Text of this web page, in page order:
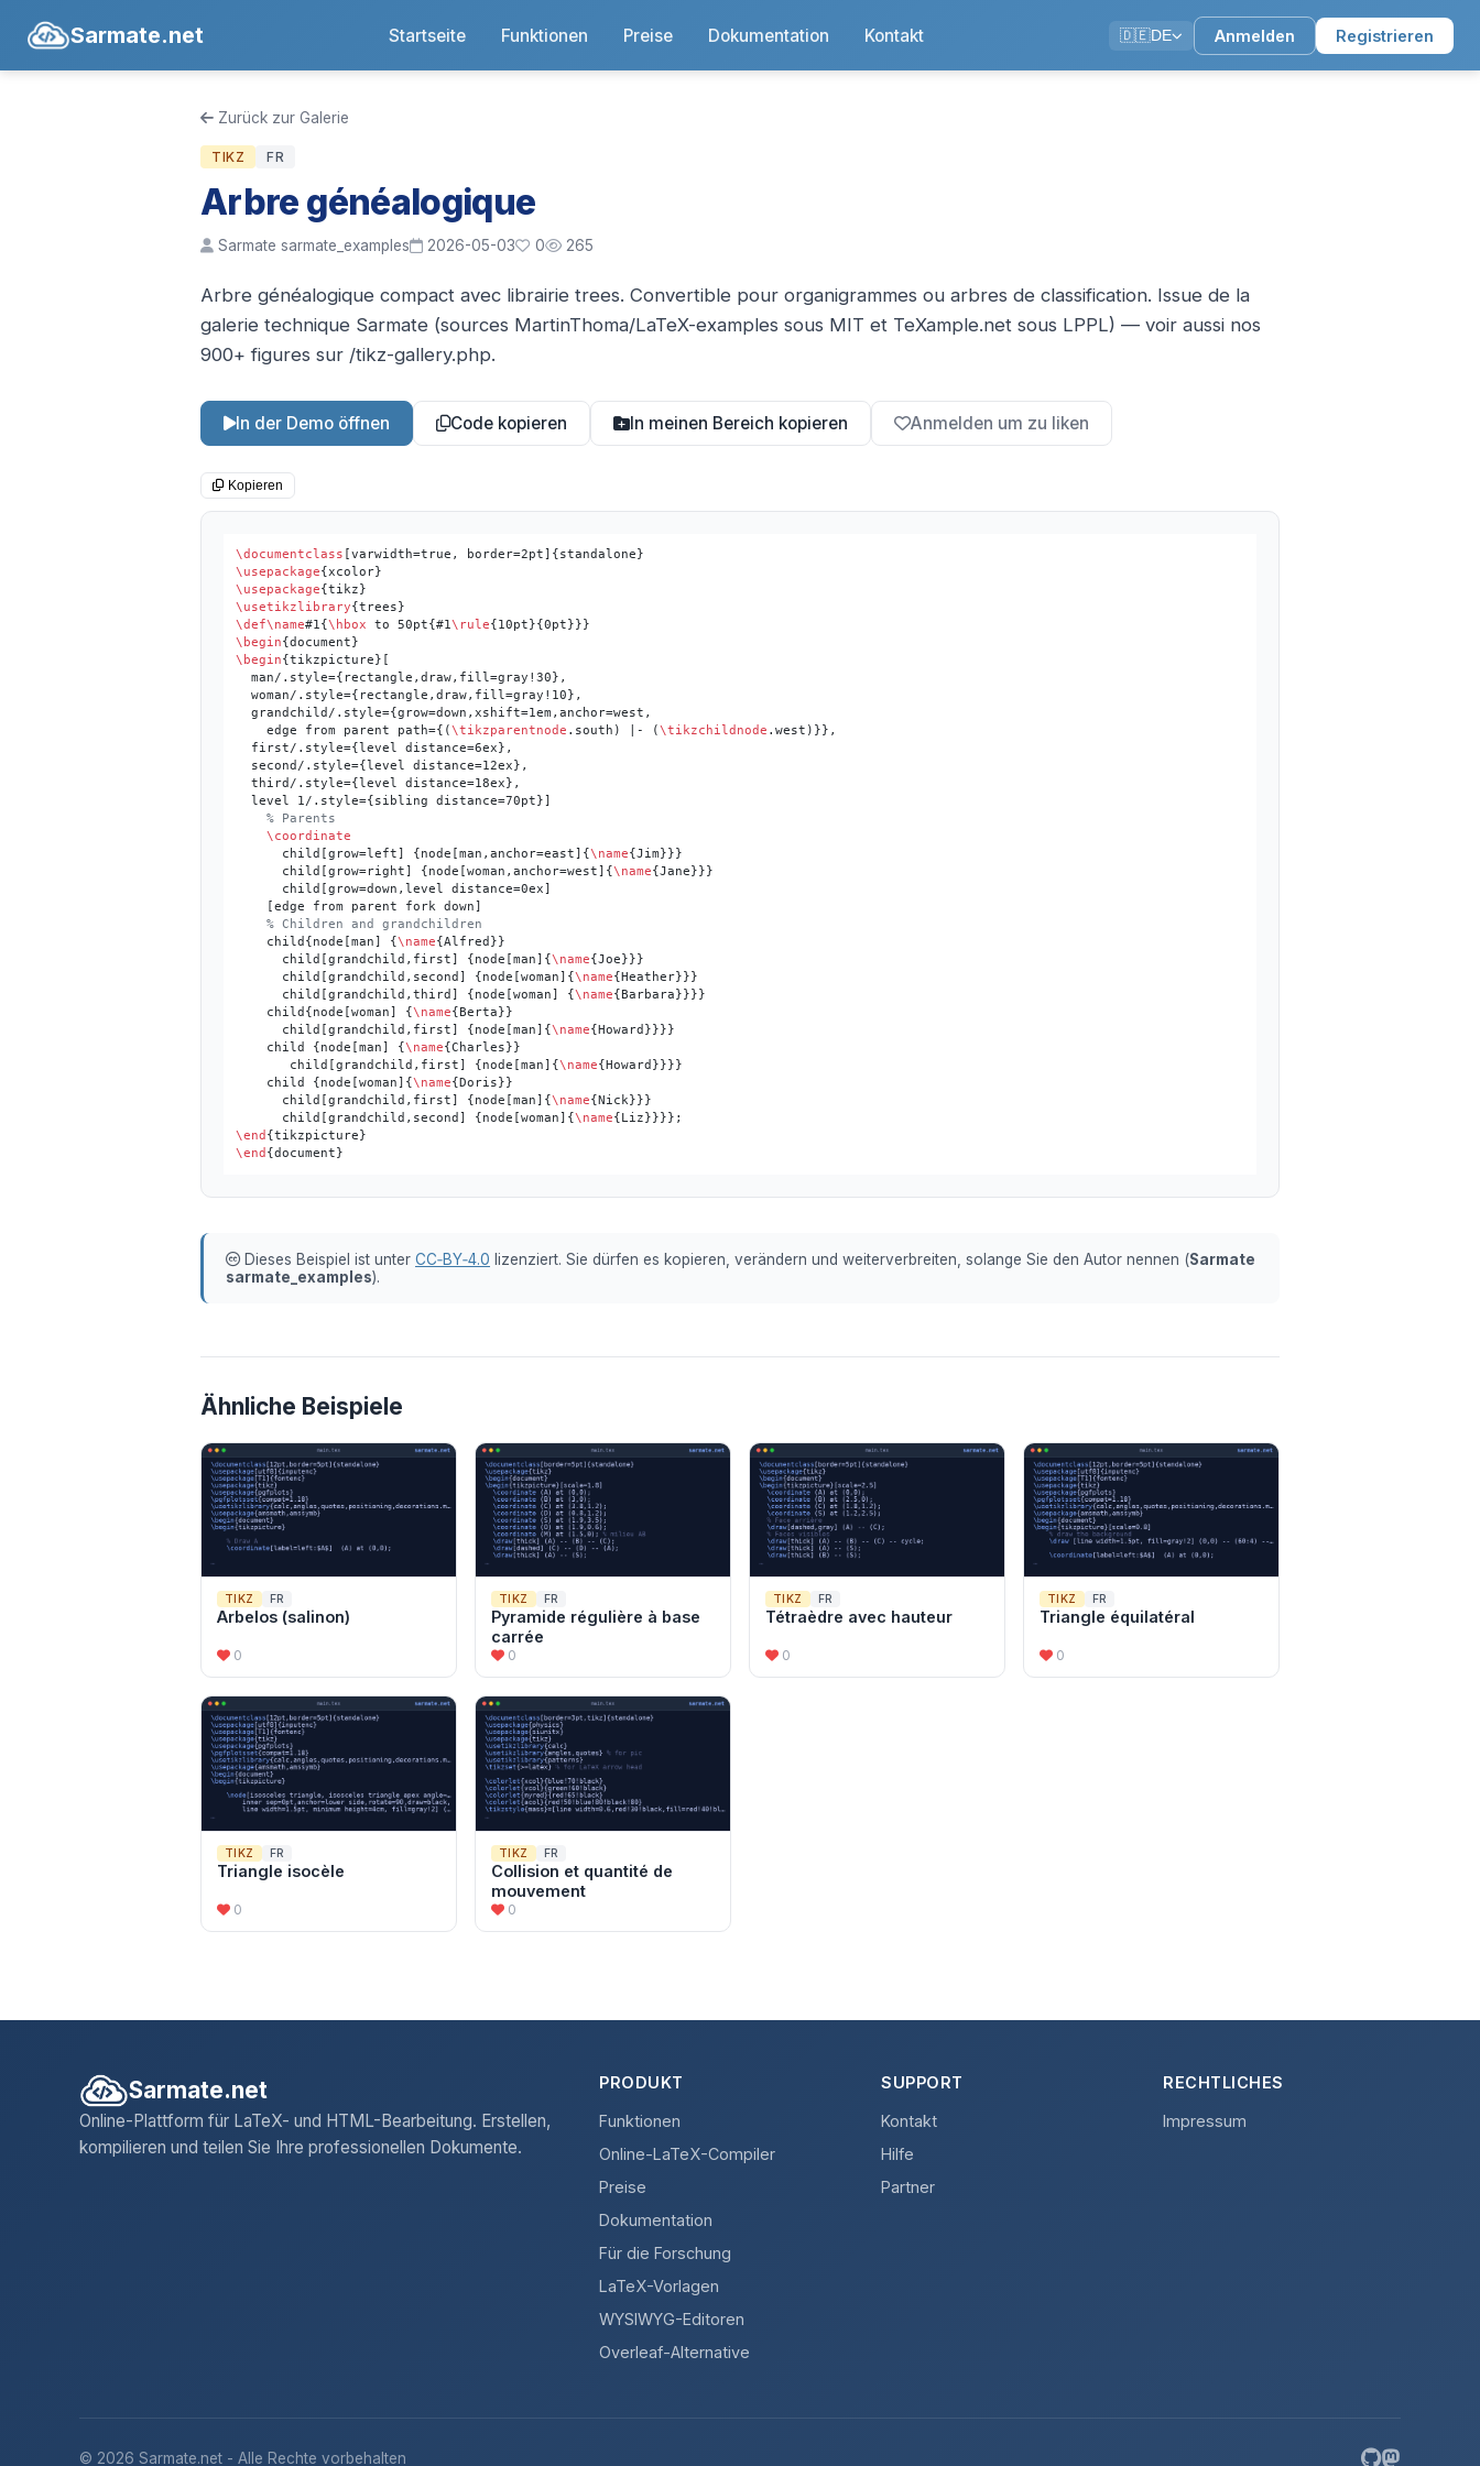
Sarmate.net Startseite Funktionen Preise Dokumentation Kontakt 🇩🇪DE Anmelden Registrieren
Zurück zur Galerie
TIKZ FR
Arbre généalogique
Sarmate sarmate_examples 2026-05-03 0 265
Arbre généalogique compact avec librairie trees. Convertible pour organigrammes ou arbres de classification. Issue de la
galerie technique Sarmate (sources MartinThoma/LaTeX-examples sous MIT et TeXample.net sous LPPL) — voir aussi nos
900+ figures sur /tikz-gallery.php.
In der Demo öffnen Code kopieren In meinen Bereich kopieren Anmelden um zu liken
Kopieren
\documentclass
\usepackage
\usepackage
\usetikzlibrary
\def\name#1{\hbox to 50pt{#1\rule
\begin
\begin{tikzpicture}[
  man/.style={rectangle,draw,fill=gray!30},
  woman/.style={rectangle,draw,fill=gray!10},
  grandchild/.style={grow=down,xshift=1em,anchor=west,
    edge from parent path={(
\tikzparentnode .south) |- (\tikzchildnode .west)}},
  first/.style={level distance=6ex},
  second/.style={level distance=12ex},
  third/.style={level distance=18ex},
  level 1/.style={sibling distance=70pt}]
% Parents
\coordinate
      child[grow=left] {node[man,anchor=east]{
\name{Jim}}}
      child[grow=right] {node[woman,anchor=west]{
\name{Jane}}}
      child[grow=down,level distance=0ex]
    [edge from parent fork down]
% Children and grandchildren
    child{node[man] {
\name{Alfred}}
      child[grandchild,first] {node[man]{
\name{Joe}}}
      child[grandchild,second] {node[woman]{
\name{Heather}}}
      child[grandchild,third] {node[woman] {
\name{Barbara}}}}
    child{node[woman] {
\name{Berta}}
      child[grandchild,first] {node[man]{
\name{Howard}}}}
    child {node[man] {
\name{Charles}}
       child[grandchild,first] {node[man]{
\name{Howard}}}}
    child {node[woman]{
\name{Doris}}
      child[grandchild,first] {node[man]{
\name{Nick}}}
      child[grandchild,second] {node[woman]{
\name
\end
\end
Dieses Beispiel ist unter CC‑BY‑4.0 lizenziert. Sie dürfen es kopieren, verändern und weiterverbreiten, solange Sie den Autor nennen (Sarmate
sarmate_examples).
Ähnliche Beispiele
TIKZ FR
Arbelos (salinon)
0
TIKZ FR
Pyramide régulière à base
carrée
0
TIKZ FR
Tétraèdre avec hauteur
0
TIKZ FR
Triangle équilatéral
0
TIKZ FR
Triangle isocèle
0
TIKZ FR
Collision et quantité de
mouvement
0
Sarmate.net
Online-Plattform für LaTeX- und HTML-Bearbeitung. Erstellen,
kompilieren und teilen Sie Ihre professionellen Dokumente.
PRODUKT
Funktionen
Online-LaTeX-Compiler
Preise
Dokumentation
Für die Forschung
LaTeX-Vorlagen
WYSIWYG-Editoren
Overleaf-Alternative
SUPPORT
Kontakt
Hilfe
Partner
RECHTLICHES
Impressum
© 2026 Sarmate.net - Alle Rechte vorbehalten